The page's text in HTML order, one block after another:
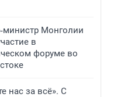
Монголии
в
форуме во
нас за всё». С